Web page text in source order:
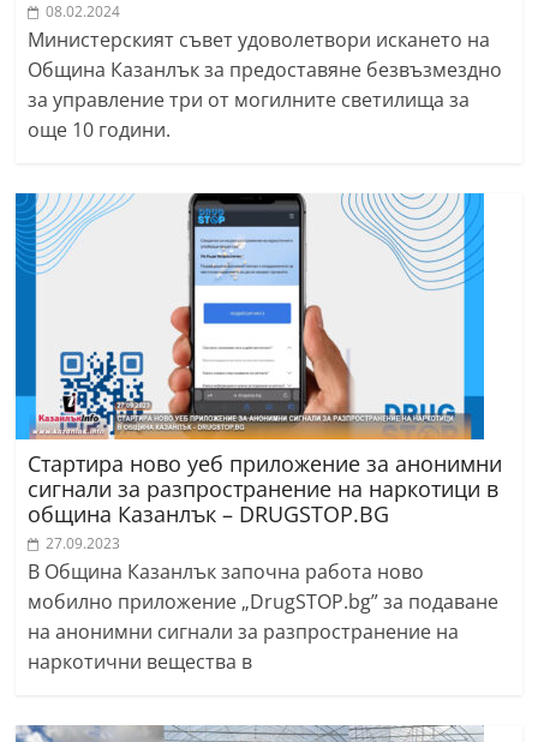
08.02.2024
Министерският съвет удоволетвори искането на
Община Казанлък за предоставяне безвъзмездно
за управление три от могилните светилища за
още 10 години.
Стартира ново уеб приложение за анонимни
сигнали за разпространение на наркотици в
община Казанлък – DRUGSTOP.BG
27.09.2023
В Община Казанлък започна работа ново
мобилно приложение „DrugSTOP.bg” за подаване
на анонимни сигнали за разпространение на
наркотични вещества в